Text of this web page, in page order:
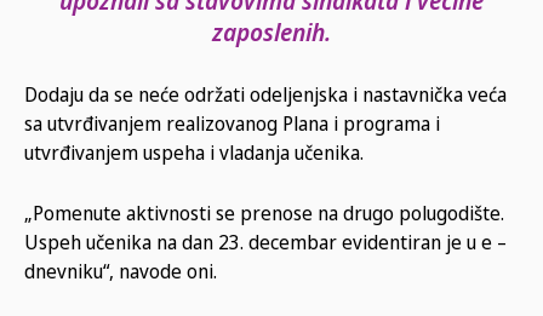
zaposlenih.
Dodaju da se neće održati odeljenjska i nastavnička veća
sa utvrđivanjem realizovanog Plana i programa i
utvrđivanjem uspeha i vladanja učenika.
„Pomenute aktivnosti se prenose na drugo polugodište.
Uspeh učenika na dan 23. decembar evidentiran je u e –
dnevniku“, navode oni.